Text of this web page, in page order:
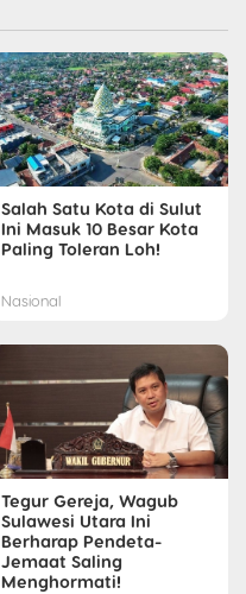
Salah Satu Kota di Sulut
Ini Masuk 10 Besar Kota
Paling Toleran Loh!
Nasional
Tegur Gereja, Wagub
Sulawesi Utara Ini
Berharap Pendeta-
Jemaat Saling
Menghormati!